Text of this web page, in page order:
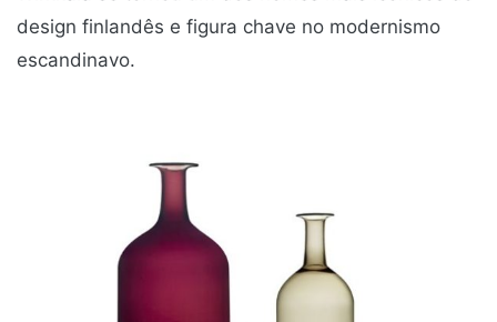
design finlandês e figura chave no modernismo
escandinavo.